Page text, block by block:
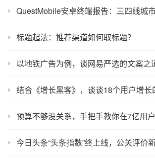
标题起法：推荐渠道如何取标题？
以地铁广告为例，谈网易严选的文案之
结合《增长黑客》，谈谈18个用户增长
今日头条“头条指数”终上线，公关评价